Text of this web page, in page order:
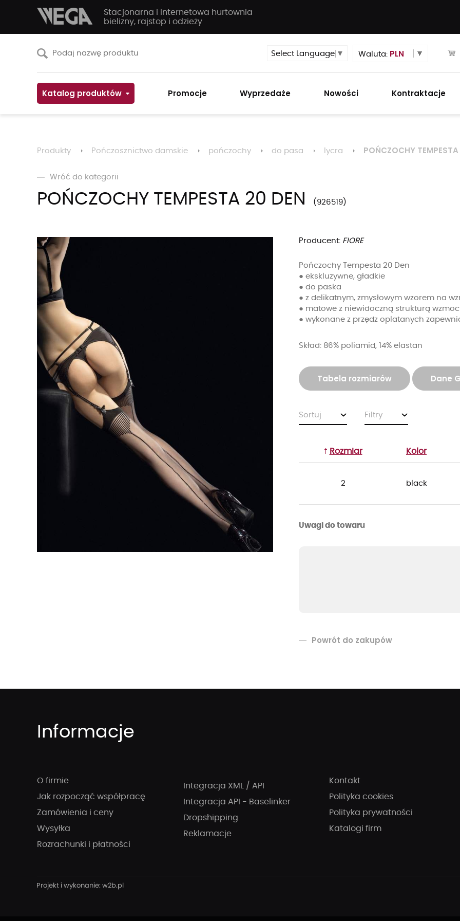
Stacjonarna i internetowa hurtownia
bielizny, rajstop i odzieży
Select Language ▼ Waluta: PLN
Katalog produktów Promocje Wyprzedaże Nowości Kontraktacje
Produkty Pończosznictwo damskie pończochy do pasa lycra POŃCZOCHY
Wróć do kategorii
POŃCZOCHY TEMPESTA 20 DEN 926519
Producent: FIORE
Pończochy Tempesta 20 Den
● ekskluzywne, gładkie
● do paska
● z delikatnym, zmysłowym wzorem na
● matowe z niewidoczną strukturą
● wykonane z przędz oplatanych
Skład: 86% poliamid, 14% elastan
Tabela rozmiarów Dane
Sortuj Filtry
Rozmiar Kolor
2 black
Uwagi do towaru
Powrót do zakupów
Informacje
O firmie
Jak rozpocząć współpracę
Zamówienia i ceny
Wysyłka
Rozrachunki i płatności
Integracja XML / API
Integracja API - Baselinker
Dropshipping
Reklamacje
Kontakt
Polityka cookies
Polityka prywatności
Katalogi firm